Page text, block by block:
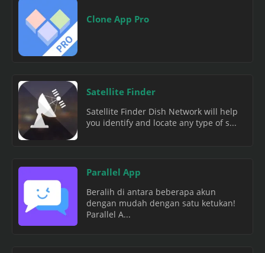
Clone App Pro
Satellite Finder
Satellite Finder Dish Network will help
you identify and locate any type of s...
Parallel App
Beralih di antara beberapa akun
dengan mudah dengan satu ketukan!
Parallel A...